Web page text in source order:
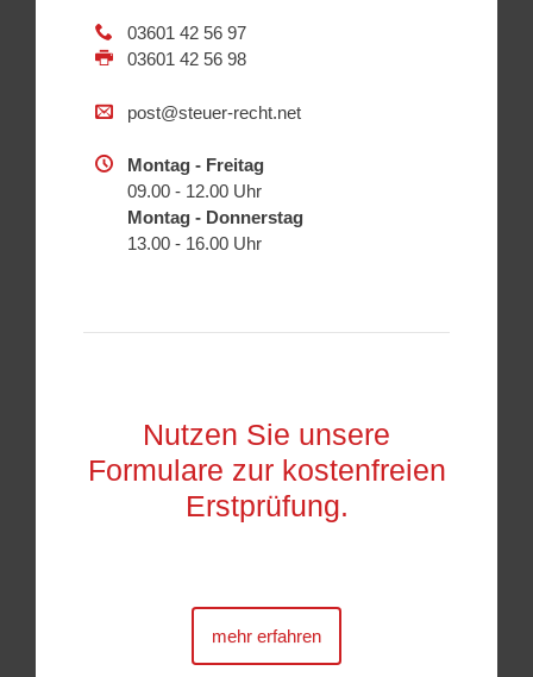
03601 42 56 97
03601 42 56 98
post@steuer-recht.net
Montag - Freitag
09.00 - 12.00 Uhr
Montag - Donnerstag
13.00 - 16.00 Uhr
Nutzen Sie unsere
Formulare zur kostenfreien
Erstprüfung.
mehr erfahren